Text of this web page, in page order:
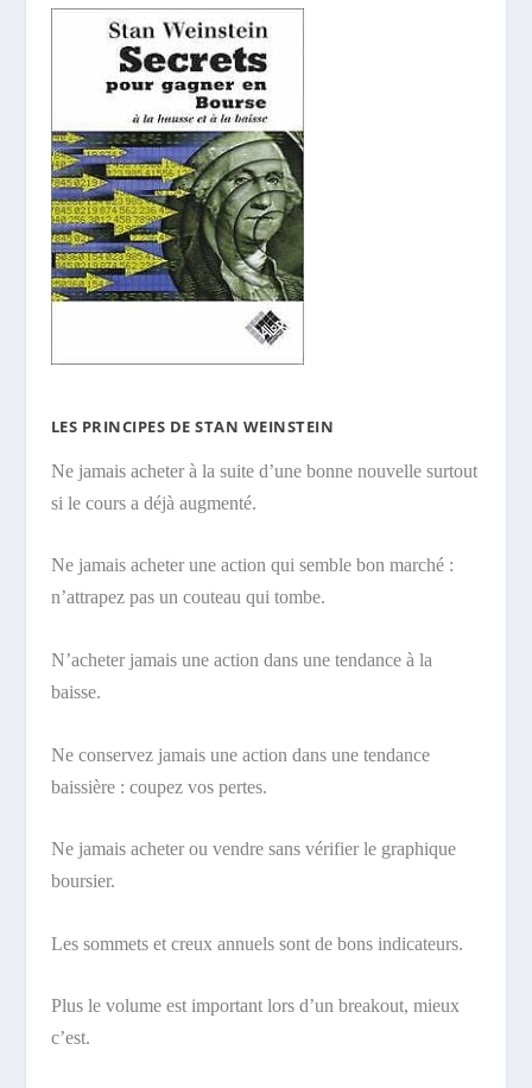
LES PRINCIPES DE STAN WEINSTEIN
Ne jamais acheter à la suite d’une bonne nouvelle surtout
si le cours a déjà augmenté.
Ne jamais acheter une action qui semble bon marché :
n’attrapez pas un couteau qui tombe.
N’acheter jamais une action dans une tendance à la
baisse.
Ne conservez jamais une action dans une tendance
baissière : coupez vos pertes.
Ne jamais acheter ou vendre sans vérifier le graphique
boursier.
Les sommets et creux annuels sont de bons indicateurs.
Plus le volume est important lors d’un breakout, mieux
c’est.